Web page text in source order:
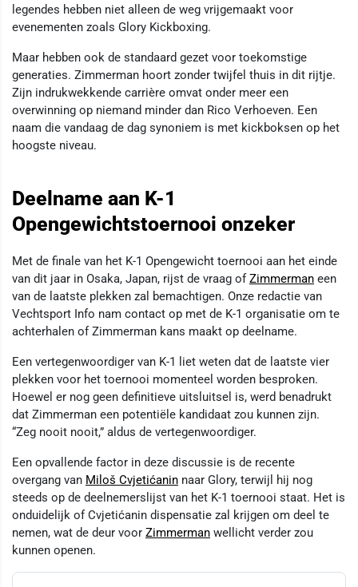
legendes hebben niet alleen de weg vrijgemaakt voor
evenementen zoals Glory Kickboxing.
Maar hebben ook de standaard gezet voor toekomstige
generaties. Zimmerman hoort zonder twijfel thuis in dit rijtje.
Zijn indrukwekkende carrière omvat onder meer een
overwinning op niemand minder dan Rico Verhoeven. Een
naam die vandaag de dag synoniem is met kickboksen op het
hoogste niveau.
Deelname aan K-1
Opengewichtstoernooi onzeker
Met de finale van het K-1 Opengewicht toernooi aan het einde
van dit jaar in Osaka, Japan, rijst de vraag ofZimmerman een
van de laatste plekken zal bemachtigen. Onze redactie van
Vechtsport Info nam contact op met de K-1 organisatie om te
achterhalen of Zimmerman kans maakt op deelname.
Een vertegenwoordiger van K-1 liet weten dat de laatste vier
plekken voor het toernooi momenteel worden besproken.
Hoewel er nog geen definitieve uitsluitsel is, werd benadrukt
dat Zimmerman een potentiële kandidaat zou kunnen zijn.
“Zeg nooit nooit,” aldus de vertegenwoordiger.
Een opvallende factor in deze discussie is de recente
overgang van Miloš Cvjetićanin naar Glory, terwijl hij nog
steeds op de deelnemerslijst van het K-1 toernooi staat. Het is
onduidelijk of Cvjetićanin dispensatie zal krijgen om deel te
nemen, wat de deur voor Zimmerman wellicht verder zou
kunnen openen.